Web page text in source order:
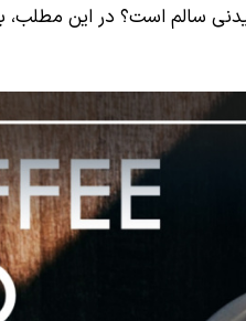
سالم است؟ در این